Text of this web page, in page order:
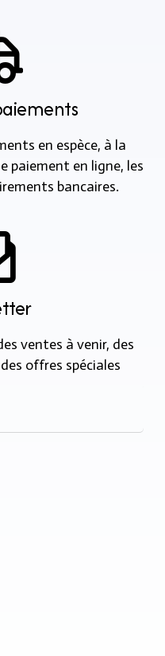
en espèce, à la
paiement en ligne, les
bancaires.
ventes à venir, des
offres spéciales